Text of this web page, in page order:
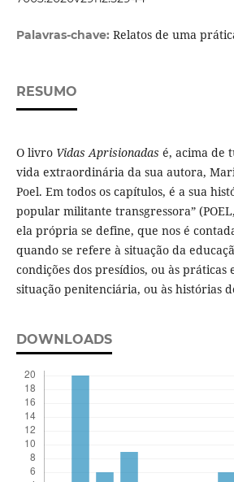
Palavras-chave: Relatos de uma
RESUMO
O livro Vidas Aprisionadas é, acima de
vida extraordinária da sua autora,
Poel. Em todos os capítulos, é a sua
popular militante transgressora”
ela própria se define, que nos é
quando se refere à situação da
condições dos presídios, ou às práticas
situação penitenciária, ou às histórias
DOWNLOADS